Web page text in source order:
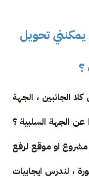
تحويل
؟
الجانبين ، الجهة
عن الجهة السلبية ؟
او موقع لرفع
، لندرس ايجابيات